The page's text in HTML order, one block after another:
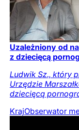
Uzależniony od
z dziecięcą
Ludwik Sz., który
Urzędzie
dziecięcą
KrajObserwator